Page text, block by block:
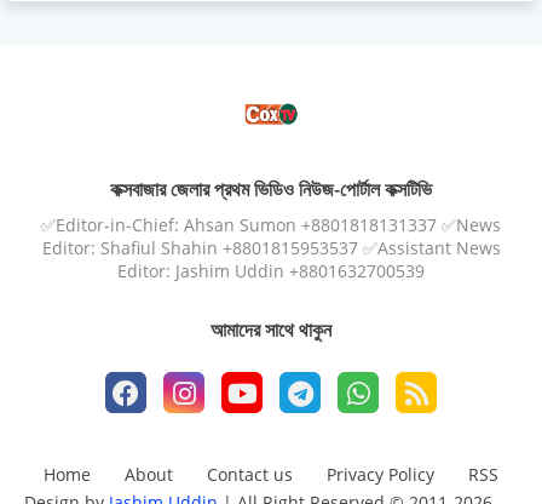
কক্সবাজার জেলার প্রথম ভিডিও নিউজ-পোর্টাল কক্সটিভি
✅Editor-in-Chief: Ahsan Sumon +8801818131337 ✅News
Editor: Shafiul Shahin +8801815953537 ✅Assistant News
Editor: Jashim Uddin +8801632700539
আমাদের সাথে থাকুন
Home About Contact us Privacy Policy
RSS